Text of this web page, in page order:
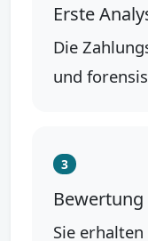
Erste
Die
und
3
Bewertung
Sie